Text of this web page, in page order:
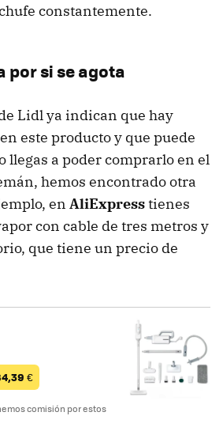
constantemente.
por si se agota
Lidl ya indican que hay
este producto y que puede
llegas a poder comprarlo en el
hemos encontrado otra
en AliExpresstienes
con cable de tres metros y
que tiene un precio de
€
comisión por estos